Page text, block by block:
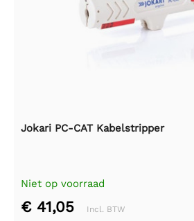
Jokari PC-CAT Kabelstripper
Niet op voorraad
€ 41,05 Incl. BTW